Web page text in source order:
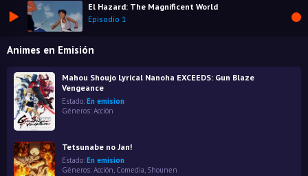
El Hazard: The Magnificent World
Episodio 1
Animes en Emisión
Mahou Shoujo Lyrical Nanoha EXCEEDS: Gun Blaze
Vengeance
Estado: En emision
Géneros: Acción
Tetsunabe no Jan!
Estado: En emision
Géneros: Acción, Comedia, Shounen